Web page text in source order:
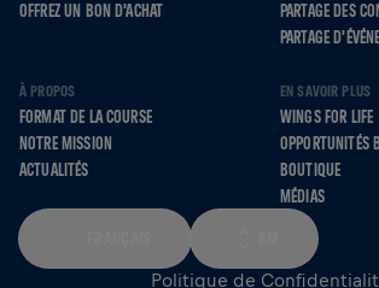
OFFREZ UN BON D'ACHAT
PARTAGE DES
PARTAGE
À PROPOS
FORMAT DE LA COURSE
NOTRE MISSION
ACTUALITÉS
EN SAVOIR PLUS
WINGS FOR LIFE
OPPORTUNITÉS
BOUTIQUE
MÉDIAS
Politique de